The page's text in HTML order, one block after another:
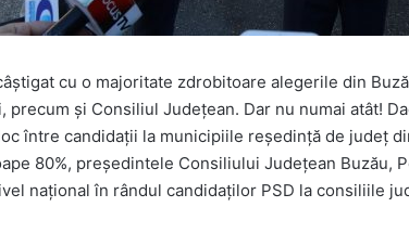
cu o majoritate zdrobitoare alegerile din
precum și Consiliul Județean. Dar nu numai atât!
între candidații la municipiile reședință de județ
80%, președintele Consiliului Județean Buzău,
național în rândul candidaților PSD la consiliile